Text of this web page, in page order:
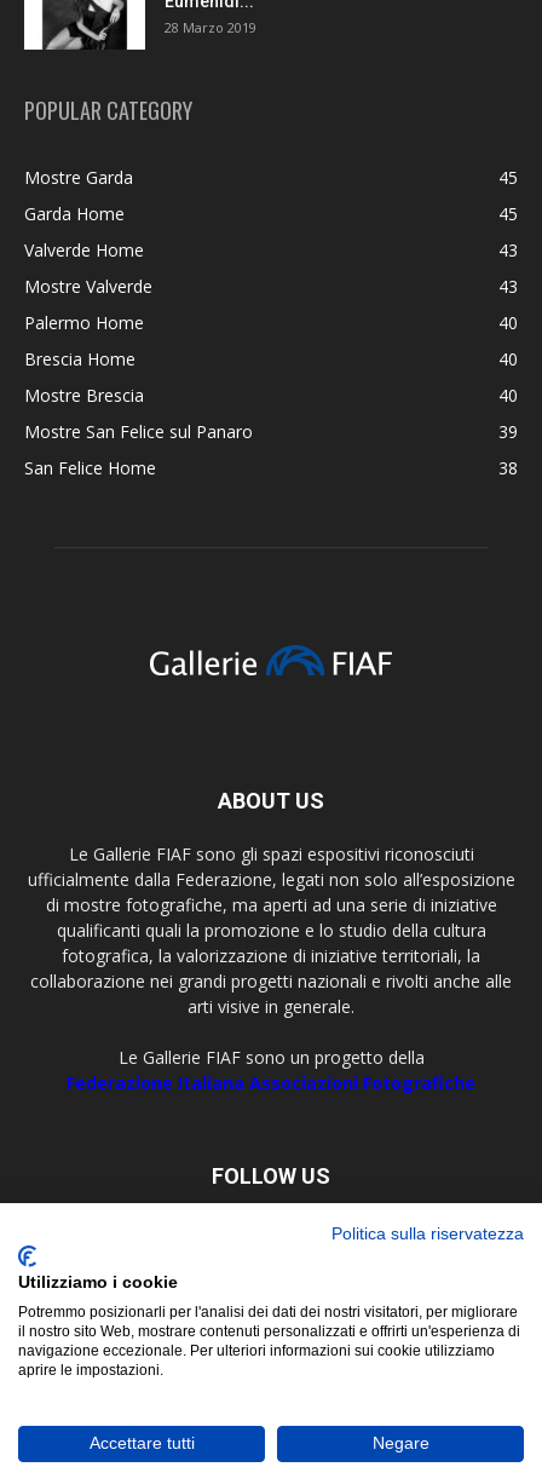
28 Marzo 2019
POPULAR CATEGORY
Mostre Garda
45
Garda Home
45
Valverde Home
43
Mostre Valverde
43
Palermo Home
40
Brescia Home
40
Mostre Brescia
40
Mostre San Felice sul Panaro
39
San Felice Home
38
ABOUT US
Le Gallerie FIAF sono gli spazi espositivi riconosciuti
ufficialmente dalla Federazione, legati non solo all’esposizione
di mostre fotografiche, ma aperti ad una serie di iniziative
qualificanti quali la promozione e lo studio della cultura
fotografica, la valorizzazione di iniziative territoriali, la
collaborazione nei grandi progetti nazionali e rivolti anche alle
arti visive in generale.
Le Gallerie FIAF sono un progetto della
Federazione Italiana Associazioni Fotografiche
FOLLOW US
© Copyright 2019 ©FIAF - Federazione Italiana Associazioni
Fotografiche
Politica sulla riservatezza
Utilizziamo i cookie
Potremmo posizionarli per l'analisi dei dati dei nostri visitatori, per migliorare
il nostro sito Web, mostrare contenuti personalizzati e offrirti un'esperienza di
navigazione eccezionale. Per ulteriori informazioni sui cookie utilizziamo
aprire le impostazioni.
Accettare tutti Negare